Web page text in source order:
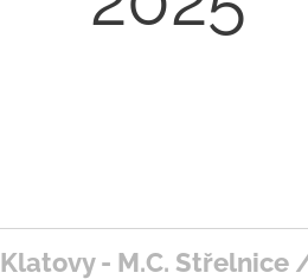
Klatovy - M.C. Střelnice /